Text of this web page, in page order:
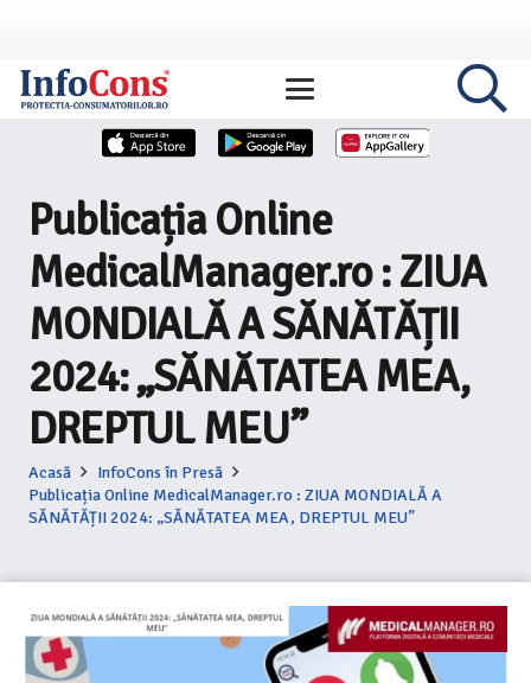
Publicația Online
MedicalManager.ro : ZIUA
MONDIALĂ A SĂNĂTĂȚII
2024: „SĂNĂTATEA MEA,
DREPTUL MEU”
Acasă
InfoCons în Presă
Publicația Online MedicalManager.ro : ZIUA MONDIALĂ A
SĂNĂTĂȚII 2024: „SĂNĂTATEA MEA, DREPTUL MEU”